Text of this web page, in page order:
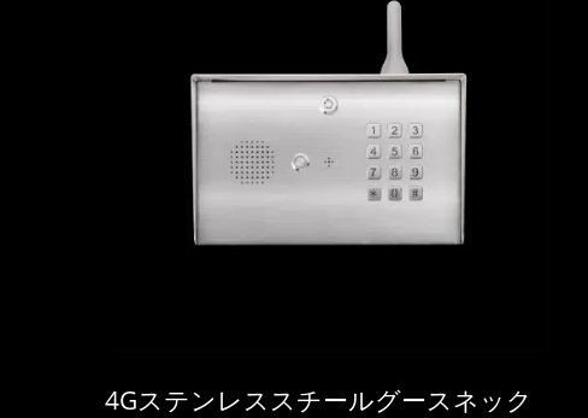
4Gステンレススチールグースネック